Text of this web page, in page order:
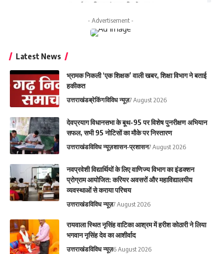
- Advertisement -
Latest News
भ्रामक निकली ‘एक शिक्षक’ वाली खबर, शिक्षा विभाग ने बताई
हकीकत
उत्तराखंडब्रेकिंगविविध न्यूज़7 August 2026
देवप्रयाग विधानसभा के बूथ-95 पर विशेष पुनरीक्षण अभियान
सफल, सभी 95 नोटिसों का मौके पर निस्तारण
उत्तराखंडविविध न्यूज़शासन-प्रशासन7 August 2026
नवप्रवेशी विद्यार्थियों के लिए वाणिज्य विभाग का इंडक्शन
प्रोग्राम आयोजित: करियर अवसरों और महाविद्यालयीय
व्यवस्थाओं से कराया परिचय
उत्तराखंडविविध न्यूज़7 August 2026
रायवाला स्थित नृसिंह वाटिका आश्रम में हरीश कोठारी ने लिया
भगवान नृसिंह देव का आशीर्वाद
उत्तराखंडविविध न्यूज़6 August 2026